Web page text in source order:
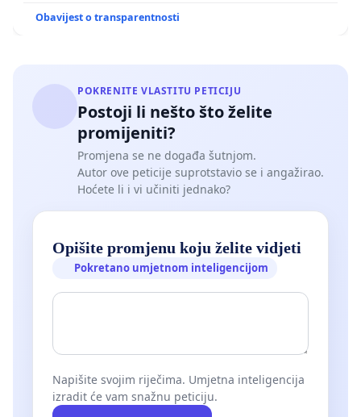
Obavijest o transparentnosti
POKRENITE VLASTITU PETICIJU
Postoji li nešto što želite
promijeniti?
Promjena se ne događa šutnjom.
Autor ove peticije suprotstavio se i angažirao.
Hoćete li i vi učiniti jednako?
Opišite promjenu koju želite vidjeti
Pokretano umjetnom inteligencijom
Napišite svojim riječima. Umjetna inteligencija
izradit će vam snažnu peticiju.